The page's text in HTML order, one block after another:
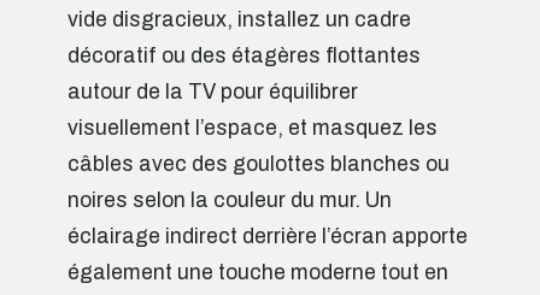
vide disgracieux, installez un cadre
décoratif ou des étagères flottantes
autour de la TV pour équilibrer
visuellement l’espace, et masquez les
câbles avec des goulottes blanches ou
noires selon la couleur du mur. Un
éclairage indirect derrière l’écran apporte
également une touche moderne tout en